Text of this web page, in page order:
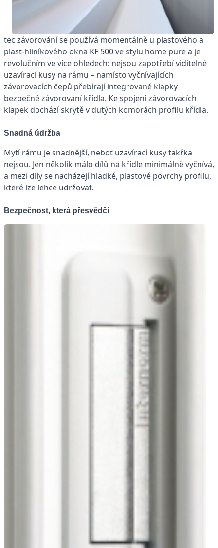
tec závorování se používá momentálně u plastového a
plast-hliníkového okna KF 500 ve stylu home pure a je
revolučním ve více ohledech: nejsou zapotřebí viditelné
uzavírací kusy na rámu – namísto vyčnívajících
závorovacích čepů přebírají integrované klapky
bezpečné závorování křídla. Ke spojení závorovacích
klapek dochází skrytě v dutých komorách profilu křídla.
Snadná údržba
Mytí rámu je snadnější, neboť uzavírací kusy takřka
nejsou. Jen několik málo dílů na křídle minimálně vyčnívá,
a mezi díly se nacházejí hladké, plastové povrchy profilu,
které lze lehce udržovat.
Bezpečnost, která přesvědčí